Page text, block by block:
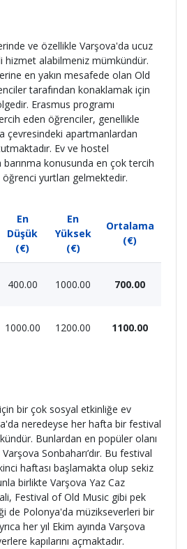
ve özellikle Varşova'da ucuz
hizmet alabilmeniz mümkündür.
en yakın mesafede olan Old
tarafından konaklamak için
Erasmus programı
eden öğrenciler, genellikle
çevresindeki apartmanlardan
Ev ve hostel
barınma konusunda en çok tercih
yurtları gelmektedir.
En
Düşük
(€)
En
Yüksek
(€)
Ortalama
(€)
400.00 1000.00 700.00
1000.00 1200.00 1100.00
bir çok sosyal etkinliğe ev
neredeyse her hafta bir festival
Bunlardan en popüler olanı
Sonbaharı’dır. Bu festival
haftası başlamakta olup sekiz
birlikte Varşova Yaz Caz
Festival of Old Music gibi pek
de Polonya'da müzikseverleri bir
her yıl Ekim ayında Varşova
kapılarını açmaktadır.